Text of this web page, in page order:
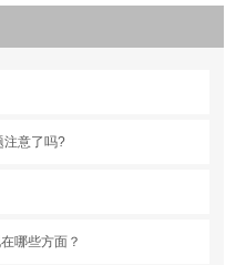
注意了吗?
哪些方面？